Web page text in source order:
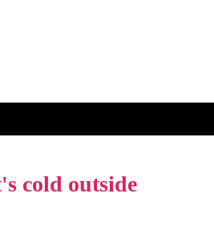
cold outside